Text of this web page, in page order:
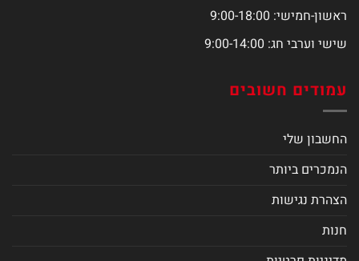
ראשון-חמישי: 9:00-18:00
שישי וערבי חג: 9:00-14:00
עמודים חשובים
החשבון שלי
הנמכרים ביותר
הצהרת נגישות
חנות